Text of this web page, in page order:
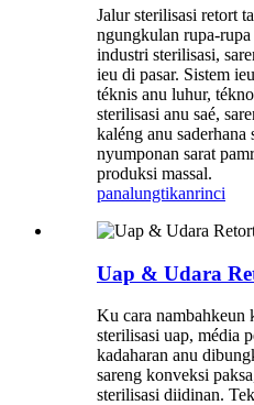
Jalur sterilisasi retort
ngungkulan rupa-
industri sterilisasi,
ieu di pasar. Sistem
téknis anu luhur,
sterilisasi anu saé,
kaléng anu saderhana
nyumponan sarat
produksi massal.
panalungtikanrinci
Uap & Udara
Ku cara nambahkeun
sterilisasi uap, média
kadaharan anu
sareng konveksi
sterilisasi diidinan.